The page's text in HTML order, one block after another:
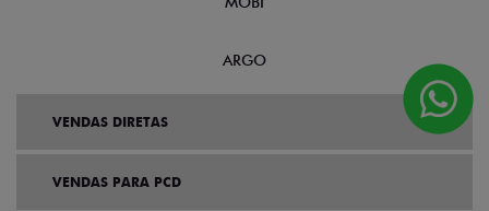
ARGO
VENDAS DIRETAS
VENDAS PARA PCD